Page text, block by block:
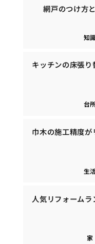
網戸のつけ方
知
キッチンの床張
台
巾木の施工精度
生
人気リフォーム
家